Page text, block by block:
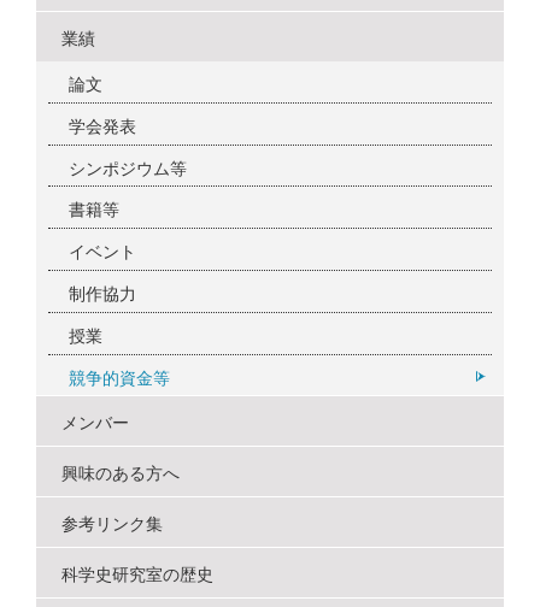
業績
論文
学会発表
シンポジウム等
書籍等
イベント
制作協力
授業
競争的資金等
メンバー
興味のある方へ
参考リンク集
科学史研究室の歴史